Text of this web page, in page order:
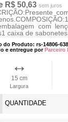
R$ 50,63 sem juros
com
caixa de sabonetes
do Produto: rs-14806-
e entregue porParceiro
15 cm
Largura
QUANTIDADE